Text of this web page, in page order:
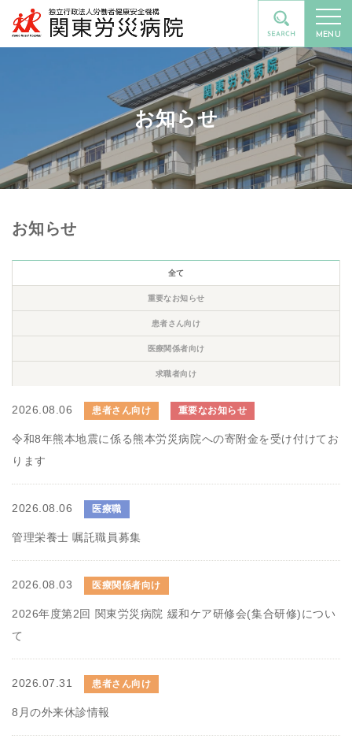
MENU
お知らせ
お知らせ
全て
重要なお知らせ
患者さん向け
医療関係者向け
求職者向け
2026.08.06 患者さん向け 重要なお知らせ
令和8年熊本地震に係る熊本労災病院への寄附金を受け付けてお
ります
2026.08.06 医療職
管理栄養士 嘱託職員募集
2026.08.03 医療関係者向け
2026年度第2回 関東労災病院 緩和ケア研修会(集合研修)につい
て
2026.07.31 患者さん向け
8月の外来休診情報